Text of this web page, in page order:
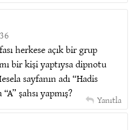
herkese açık bir grup
bir kişi yaptıysa dipnotu
sayfanın adı “Hadis
şahsı yapmış?
Yanıtla